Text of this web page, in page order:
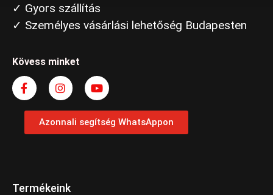
✓ Gyors szállítás
✓ Személyes vásárlási lehetőség Budapesten
Kövess minket
Azonnali segítség WhatsAppon
Termékeink